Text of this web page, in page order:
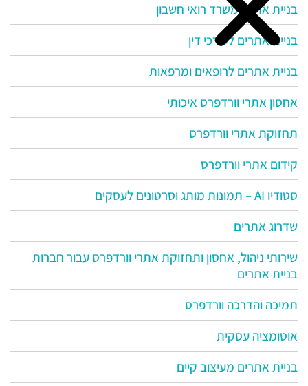
בניית אתר למשרד רואי חשבון
בניית אתרים לעורכי דין
בניית אתרים לרופאים ומרפאות
אחסון אתרי וורדפרס איכותי
תחזוקת אתרי וורדפרס
קידום אתרי וורדפרס
סטודיו AI – תמונות מותג וסרטונים לעסקים
שדרוג אתרים
שירותי ניהול, אחסון ותחזוקת אתרי וורדפרס עבור חברות
בניית אתרים
תמיכה והדרכה וורדפרס
אוטומציה עסקית
בניית אתרים מעיצוב קיים